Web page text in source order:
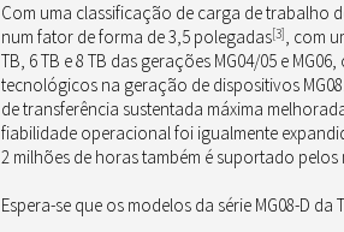
Com uma classificação de carga de trabalho
num fator de forma de 3,5 polegadas[3], com
TB, 6 TB e 8 TB das gerações MG04/05 e
tecnológicos na geração de dispositivos
de transferência sustentada máxima
fiabilidade operacional foi igualmente
2 milhões de horas também é suportado pelos
Espera-se que os modelos da série MG08-D